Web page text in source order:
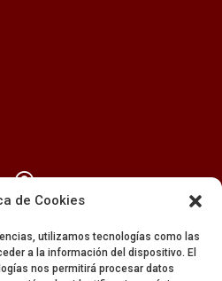
de Cookies
utilizamos tecnologías como las
a la información del dispositivo. El
nos permitirá procesar datos

229 437